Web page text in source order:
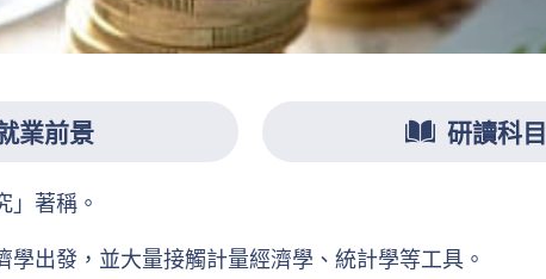
業前景 研讀科目
」著稱。
出發，並大量接觸計量經濟學、統計學等工具。